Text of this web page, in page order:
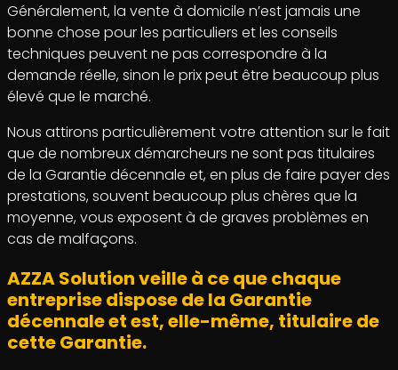
Généralement, la vente à domicile n’est jamais une
bonne chose pour les particuliers et les conseils
techniques peuvent ne pas correspondre à la
demande réelle, sinon le prix peut être beaucoup plus
élevé que le marché.
Nous attirons particulièrement votre attention sur le fait
que de nombreux démarcheurs ne sont pas titulaires
de la Garantie décennale et, en plus de faire payer des
prestations, souvent beaucoup plus chères que la
moyenne, vous exposent à de graves problèmes en
cas de malfaçons.
AZZA Solution veille à ce que chaque
entreprise dispose de la Garantie
décennale et est, elle-même, titulaire de
cette Garantie.